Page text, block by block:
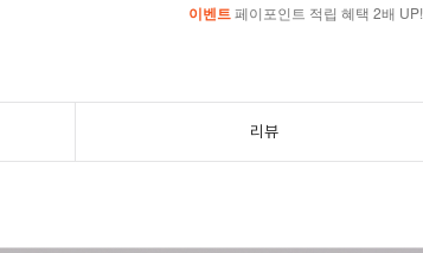
이벤트 페이포인트 적립 혜택 2배 UP!
리뷰